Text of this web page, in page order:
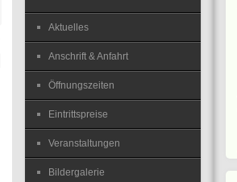
Aktuelles
Anschrift & Anfahrt
Öffnungszeiten
Eintrittspreise
Veranstaltungen
Bildergalerie